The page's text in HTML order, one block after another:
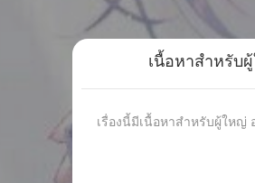
เนื้อหาสำหรับ
เรื่องนี้มีเนื้อหาสำหรับผู้ใหญ่